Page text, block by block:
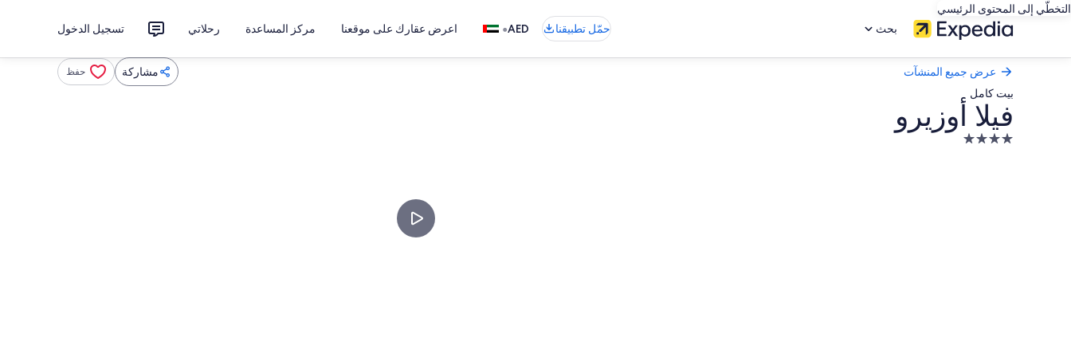
التخطّي إلى المحتوى الرئيسي
بحث
حمّل تطبيقنا AED
• اعرض عقارك على موقعنا مركز المساعدة رحلاتي تسجيل الدخول
عرض جميع المنشآت مشاركة حفظ
بيت كامل
فيلا أوزيرو
منشأة